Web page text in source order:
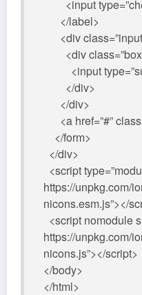
<input
</label>
<div
<div
<input
</div>
</div>
<a href=”#”
</form>
</div>
<script
https://unpkg.com/
nicons.esm.js”></
<script nomodule
https://unpkg.com/
nicons.js”></script>
</body>
</html>